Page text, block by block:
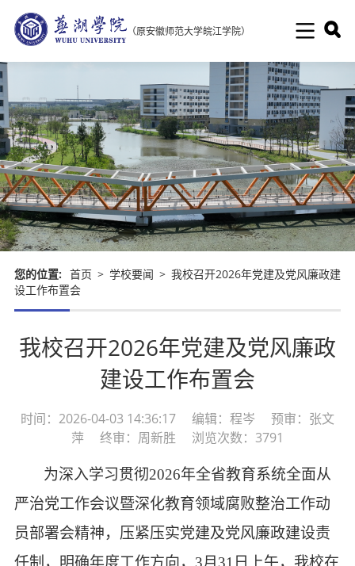
（原安徽师范大学皖江学院）
您的位置: 首页 > 学校要闻 > 我校召开2026年党建及党风廉政建
设工作布置会
我校召开2026年党建及党风廉政
建设工作布置会
时间：2026-04-03 14:36:17 编辑：程岑 预审：张文
萍 终审：周新胜 浏览次数：3791
为深入学习贯彻2026年全省教育系统全面从
严治党工作会议暨深化教育领域腐败整治工作动
员部署会精神，压紧压实党建及党风廉政建设责
任制，明确年度工作方向，3月31日上午，我校在